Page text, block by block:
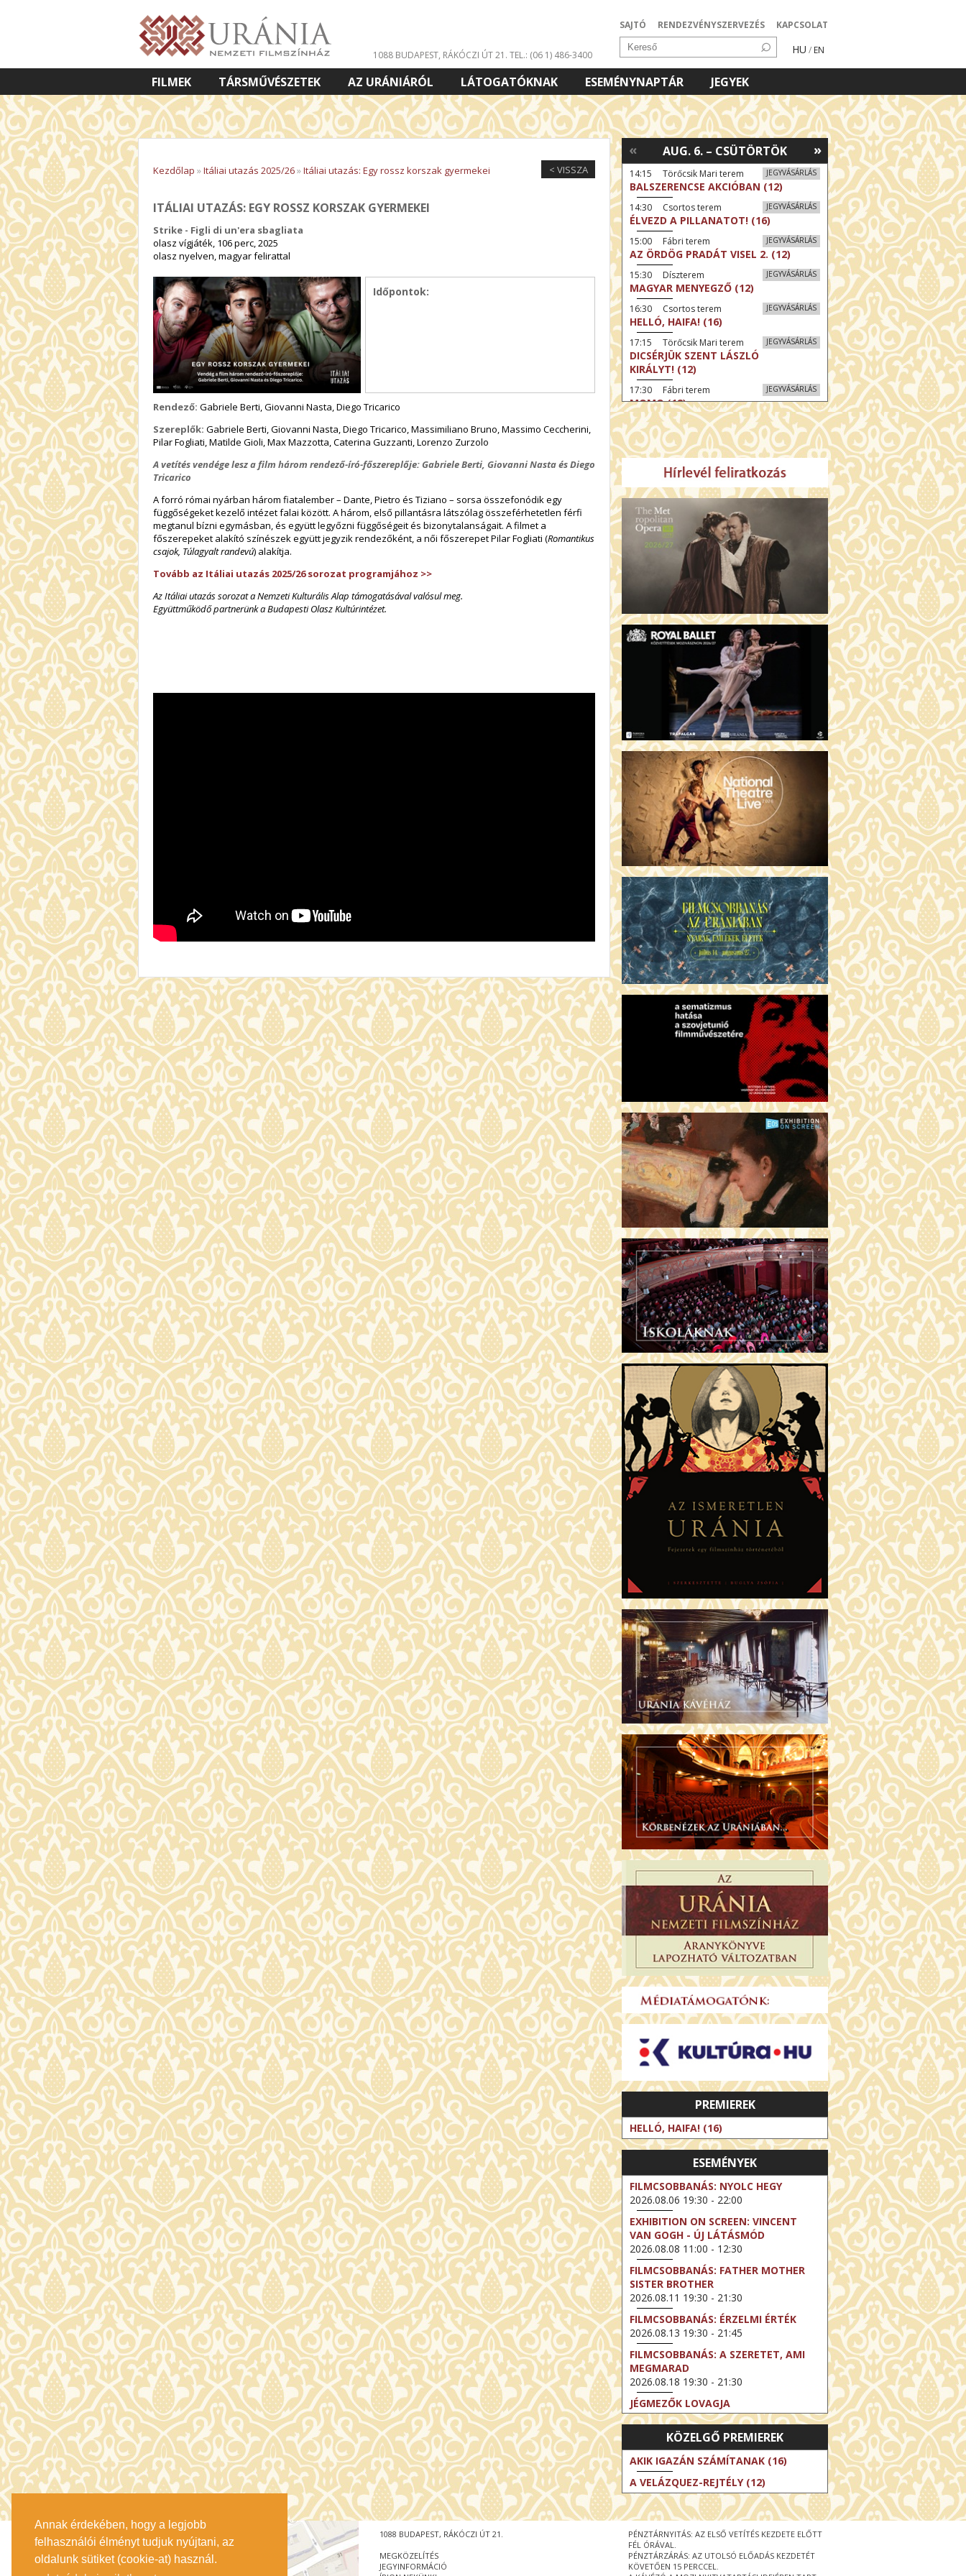
Annak érdekében, hogy a legjobb
felhasználói élményt tudjuk nyújtani, az
oldalunk sütiket (cookie-at) használ.
SAJTÓ RENDEZVÉNYSZERVEZÉS KAPCSOLAT
HU / EN
1088 BUDAPEST, RÁKÓCZI ÚT 21. TEL.: (06 1) 486-3400
FILMEK TÁRSMŰVÉSZETEK AZ URÁNIÁRÓL LÁTOGATÓKNAK ESEMÉNYNAPTÁR
JEGYEK
VETÍTETT KÉPES ELŐADÁSOK
< VISSZA
Kezdőlap »Itáliai utazás 2025/26»Itáliai utazás: Egy rossz korszak gyermekei
ITÁLIAI UTAZÁS: EGY ROSSZ KORSZAK GYERMEKEI
Strike - Figli di un'era sbagliata
olasz vígjáték, 106 perc, 2025
olasz nyelven, magyar felirattal
Időpontok:
Rendező: Gabriele Berti, Giovanni Nasta, Diego Tricarico
Szereplők: Gabriele Berti, Giovanni Nasta, Diego Tricarico, Massimiliano Bruno, Massimo Ceccherini,
Pilar Fogliati, Matilde Gioli, Max Mazzotta, Caterina Guzzanti, Lorenzo Zurzolo
A vetítés vendége lesz a film három rendező-író-főszereplője: Gabriele Berti, Giovanni Nasta és Diego
Tricarico
A forró római nyárban három fiatalember – Dante, Pietro és Tiziano – sorsa összefonódik egy
függőségeket kezelő intézet falai között. A három, első pillantásra látszólag összeférhetetlen férfi
megtanul bízni egymásban, és együtt legyőzni függőségeit és bizonytalanságait. A filmet a
főszerepeket alakító színészek együtt jegyzik rendezőként, a női főszerepet Pilar Fogliati (Romantikus
csajok, Túlagyalt randevú) alakítja.
Tovább az Itáliai utazás 2025/26 sorozat programjához >>
Az Itáliai utazás sorozat a Nemzeti Kulturális Alap támogatásával valósul meg.
Együttműködő partnerünk a Budapesti Olasz Kultúrintézet.
»
AUG. 6. – CSÜTÖRTÖK
«
JEGYVÁSÁRLÁS
14:15 Törőcsik Mari terem
BALSZERENCSE AKCIÓBAN (12)
JEGYVÁSÁRLÁS
14:30 Csortos terem
ÉLVEZD A PILLANATOT! (16)
JEGYVÁSÁRLÁS
15:00 Fábri terem
AZ ÖRDÖG PRADÁT VISEL 2. (12)
JEGYVÁSÁRLÁS
15:30 Díszterem
MAGYAR MENYEGZŐ (12)
JEGYVÁSÁRLÁS
16:30 Csortos terem
HELLÓ, HAIFA! (16)
JEGYVÁSÁRLÁS
17:15 Törőcsik Mari terem
DICSÉRJÜK SZENT LÁSZLÓ
KIRÁLYT! (12)
JEGYVÁSÁRLÁS
17:30 Fábri terem
MOMO (12)
JEGYVÁSÁRLÁS
17:30 Díszterem
SACRÉ COEUR - A SZENT SZÍV
CSODÁLATOS HATALMA (12)
JEGYVÁSÁRLÁS
18:30 Csortos terem
ODÜSSZEIA (16)
19:30 Díszterem
FILMCSOBBANÁS: NYOLC HEGY (16)
JEGYVÁSÁRLÁS
19:30 Fábri terem
A ZONGORAHANGOLÓ (16)
JEGYVÁSÁRLÁS
19:45 Törőcsik Mari terem
MIKET NEM BESZÉLEK (16)
PREMIEREK
HELLÓ, HAIFA! (16)
ESEMÉNYEK
FILMCSOBBANÁS: NYOLC HEGY
2026.08.06 19:30 - 22:00
EXHIBITION ON SCREEN: VINCENT
VAN GOGH - ÚJ LÁTÁSMÓD
2026.08.08 11:00 - 12:30
FILMCSOBBANÁS: FATHER MOTHER
SISTER BROTHER
2026.08.11 19:30 - 21:30
FILMCSOBBANÁS: ÉRZELMI ÉRTÉK
2026.08.13 19:30 - 21:45
FILMCSOBBANÁS: A SZERETET, AMI
MEGMARAD
2026.08.18 19:30 - 21:30
JÉGMEZŐK LOVAGJA
2026.08.23 16:00 - 18:30
FILMCSOBBANÁS: TÖKÉLETES NAPOK
2026.08.25 19:30 - 21:45
FILMCSOBBANÁS: IFJÚSÁG
2026.08.27 19:30 - 21:30
EXHIBITION ON SCREEN: VINCENT
VAN GOGH - ÚJ LÁTÁSMÓD
2026.08.30 11:00 - 12:30
NT LIVE / DAVID IRELAND: THE FIFTH
STEP
KÖZELGŐ PREMIEREK
AKIK IGAZÁN SZÁMÍTANAK (16)
A VELÁZQUEZ-REJTÉLY (12)
PÉNZTÁRNYITÁS: AZ ELSŐ VETÍTÉS KEZDETE ELŐTT
FÉL ÓRÁVAL.
PÉNZTÁRZÁRÁS: AZ UTOLSÓ ELŐADÁS KEZDETÉT
KÖVETŐEN 15 PERCCEL.
1088 BUDAPEST, RÁKÓCZI ÚT 21.
MEGKÖZELÍTÉS
JEGYINFORMÁCIÓ